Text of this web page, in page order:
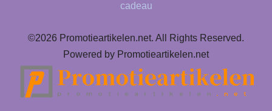
cadeau
©2026 Promotieartikelen.net. All Rights Reserved.
Powered by Promotieartikelen.net